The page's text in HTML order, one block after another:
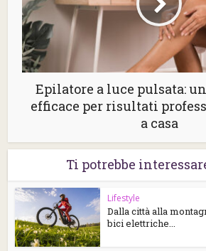
Epilatore a luce pulsata:
efficace per risultati
a casa
Ti potrebbe
Lifestyle
Dalla città alla
bici elettriche...